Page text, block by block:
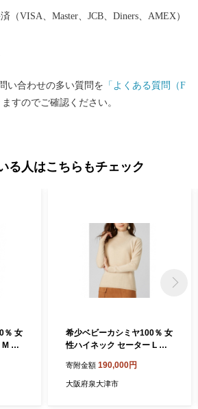
（VISA、Master、JCB、Diners、AMEX）
い合わせの多い質問を 「よくある質問（F
すのでご確認ください。
る人はこちらもチェック
％ 女
ラ
希少ベビーカシミヤ100％ 女
性ハイネック セーター L ベ
6]
寄附金額 190,000円
大阪府泉大津市